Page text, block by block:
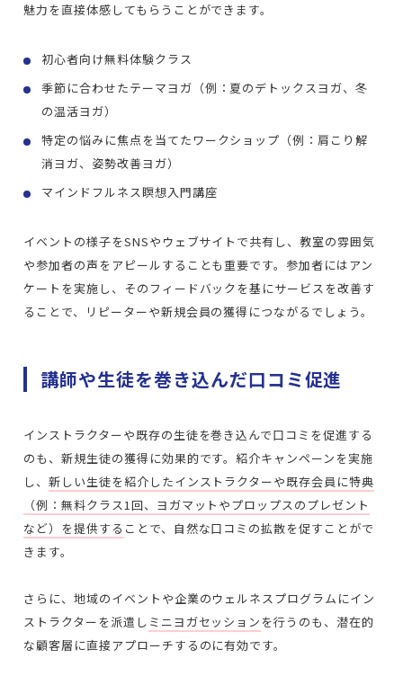
魅力を直接体感してもらうことができます。
初心者向け無料体験クラス
季節に合わせたテーマヨガ（例：夏のデトックスヨガ、冬
の温活ヨガ）
特定の悩みに焦点を当てたワークショップ（例：肩こり解
消ヨガ、姿勢改善ヨガ）
マインドフルネス瞑想入門講座
イベントの様子をSNSやウェブサイトで共有し、教室の雰囲気
や参加者の声をアピールすることも重要です。参加者にはアン
ケートを実施し、そのフィードバックを基にサービスを改善す
ることで、リピーターや新規会員の獲得につながるでしょう。
講師や生徒を巻き込んだ口コミ促進
インストラクターや既存の生徒を巻き込んで口コミを促進する
のも、新規生徒の獲得に効果的です。紹介キャンペーンを実施
し、 新しい生徒を紹介したインストラクターや既存会員に特典
（例：無料クラス1回、ヨガマットやプロップスのプレゼント
など）を提供する ことで、自然な口コミの拡散を促すことがで
きます。
さらに、地域のイベントや企業のウェルネスプログラムにイン
ストラクターを派遣し ミニヨガセッション を行うのも、潜在的
な顧客層に直接アプローチするのに有効です。